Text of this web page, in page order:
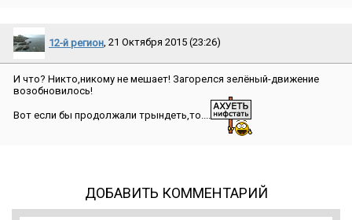
12-й регион, 21 Октября 2015 (23:26)
И что? Никто,никому не мешает! Загорелся зелёный-движение
возобновилось!
Вот если бы продолжали трындеть,то....
ДОБАВИТЬ КОММЕНТАРИЙ